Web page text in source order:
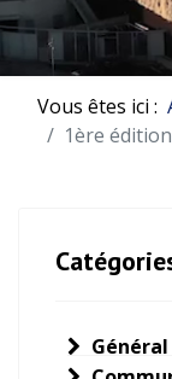
Vous êtes ici :
1ère édition
Général